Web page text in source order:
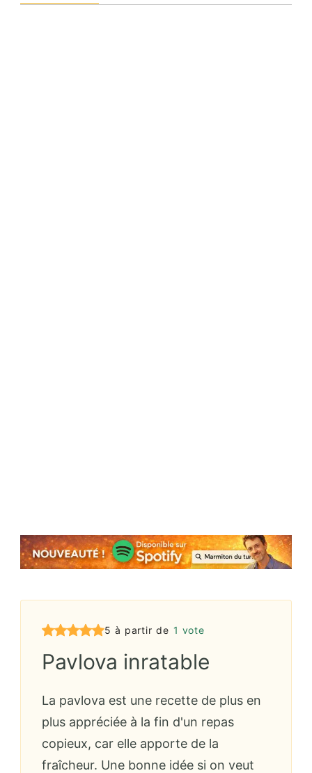
5 à partir de 1 vote
Pavlova inratable
La pavlova est une recette de plus en
plus appréciée à la fin d'un repas
copieux, car elle apporte de la
fraîcheur. Une bonne idée si on veut